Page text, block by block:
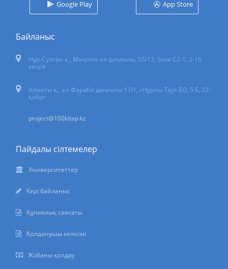
Google Play App Store
Байланыс
Нұр-Сұлтан қ., Мәңгілік ел даңғылы, 55/13, блок С2-1, 2-16
кеңсе
Алматы қ., әл-Фараби даңғылы 17/1, «Нұрлы-Тау» БО, 5 Б, 22-
қабат
project@100kitap.kz
Пайдалы сілтемелер
Университеттер
Кері байланыс
Құпиялық саясаты
Қолданушы келісімі
Жобаны қолдау